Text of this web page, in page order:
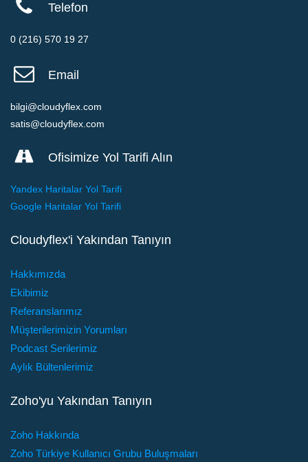
Telefon
0 (216) 570 19 27
Email
bilgi@cloudyflex.com
satis@cloudyflex.com
Ofisimize Yol Tarifi Alın
Yandex Haritalar Yol Tarifi
Google Haritalar Yol Tarifi
Cloudyflex'i Yakından Tanıyın
Hakkımızda
Ekibimiz
Referanslarımız
Müşterilerimizin Yorumları
Podcast Serilerimiz
Aylık Bültenlerimiz
Zoho'yu Yakından Tanıyın
Zoho Hakkında
Zoho Türkiye Kullanıcı Grubu Buluşmaları